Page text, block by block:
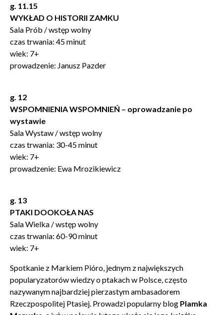
Dołącz do newslettera
POTWIERDŹ ADRES EMAIL
g. 11.15
WYKŁAD O HISTORII ZAMKU
Sala Prób / wstęp wolny
czas trwania: 45 minut
wiek: 7+
prowadzenie: Janusz Pazder
g. 12
WSPOMNIENIA WSPOMNIEŃ – oprowadzanie po
wystawie
Sala Wystaw / wstęp wolny
czas trwania: 30-45 minut
wiek: 7+
prowadzenie: Ewa Mrozikiewicz
g. 13
PTAKI DOOKOŁA NAS
Sala Wielka / wstęp wolny
czas trwania: 60-90 minut
wiek: 7+
Spotkanie z Markiem Pióro, jednym z największych
popularyzatorów wiedzy o ptakach w Polsce, często
nazywanym najbardziej pierzastym ambasadorem
Rzeczpospolitej Ptasiej. Prowadzi popularny blog Plamka